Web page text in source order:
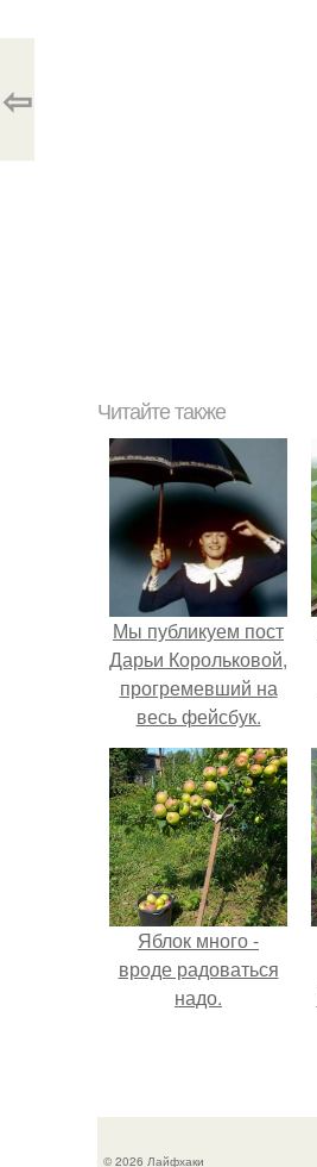
⇦
Читайте также
Мы публикуем пост
Дарьи Корольковой,
прогремевший на
весь фейсбук.
Яблок много -
вроде радоваться
надо.
© 2026 Лайфхаки